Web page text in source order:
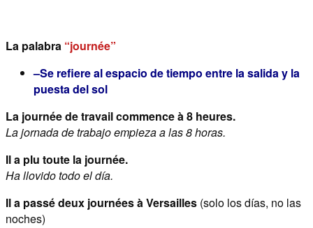
La palabra “journée”
–Se refiere al espacio de tiempo entre la salida y la
puesta del sol
La journée de travail commence à 8 heures.
La jornada de trabajo empieza a las 8 horas.
Il a plu toute la journée.
Ha llovido todo el día.
Il a passé deux journées à Versailles (solo los días, no las
noches)